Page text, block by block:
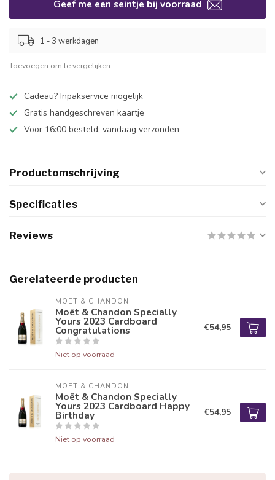
Geef me een seintje bij voorraad
1 - 3 werkdagen
Toevoegen om te vergelijken
Cadeau? Inpakservice mogelijk
Gratis handgeschreven kaartje
Voor 16:00 besteld, vandaag verzonden
Productomschrijving
Specificaties
Reviews
Gerelateerde producten
MOËT & CHANDON
Moët & Chandon Specially
Yours 2023 Cardboard
Congratulations
Niet op voorraad
€54,95
MOËT & CHANDON
Moët & Chandon Specially
Yours 2023 Cardboard Happy
Birthday
Niet op voorraad
€54,95